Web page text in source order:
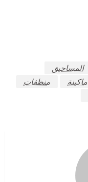
المساحيق
ماكينة
منظفات